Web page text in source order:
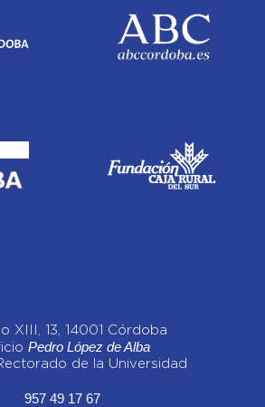
XIII, 13, 14001 Córdoba
Pedro López de Alba
de la Universidad
957 49 17 67